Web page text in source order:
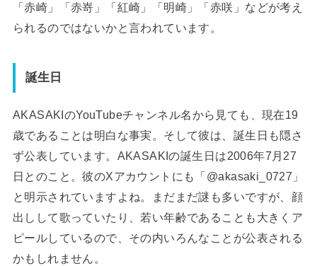
「赤崎」「赤嵜」「紅崎」「明崎」「赤咲」などが考え
られるのではないかと言われています。
誕生日
AKASAKIのYouTubeチャンネル名から見ても、現在19
歳であることは明白な事実。そして彼は、誕生日も隠さ
ず公表しています。AKASAKIの誕生日は2006年7月27
日とのこと。彼のXアカウントにも「@akasaki_0727」
と明示されていますよね。まだまだ謎も多いですが、顔
出しして歌っていたり、若い年齢であることも大きくア
ピールしているので、その内いろんなことが公表される
かもしれません。